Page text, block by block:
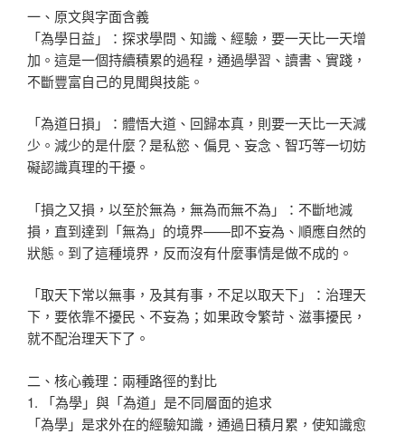
一、原文與字面含義
「為學日益」：探求學問、知識、經驗，要一天比一天增
加。這是一個持續積累的過程，通過學習、讀書、實踐，
不斷豐富自己的見聞與技能。
「為道日損」：體悟大道、回歸本真，則要一天比一天減
少。減少的是什麼？是私慾、偏見、妄念、智巧等一切妨
礙認識真理的干擾。
「損之又損，以至於無為，無為而無不為」：不斷地減
損，直到達到「無為」的境界——即不妄為、順應自然的
狀態。到了這種境界，反而沒有什麼事情是做不成的。
「取天下常以無事，及其有事，不足以取天下」：治理天
下，要依靠不擾民、不妄為；如果政令繁苛、滋事擾民，
就不配治理天下了。
二、核心義理：兩種路徑的對比
1. 「為學」與「為道」是不同層面的追求
「為學」是求外在的經驗知識，通過日積月累，使知識愈